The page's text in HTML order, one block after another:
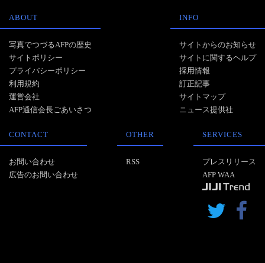
ABOUT
写真でつづるAFPの歴史
サイトポリシー
プライバシーポリシー
利用規約
運営会社
AFP通信会長ごあいさつ
INFO
サイトからのお知らせ
サイトに関するヘルプ
採用情報
訂正記事
サイトマップ
ニュース提供社
CONTACT
お問い合わせ
広告のお問い合わせ
OTHER
RSS
SERVICES
プレスリリース
AFP WAA